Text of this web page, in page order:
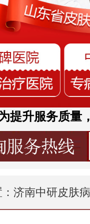
提升服务质量
济南中研皮肤